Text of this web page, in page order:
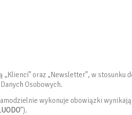
oraz „Newsletter”, w stosunku
Osobowych.
wykonuje obowiązki
UODO”).